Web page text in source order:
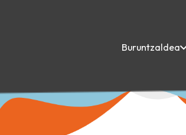
Buruntzaldea